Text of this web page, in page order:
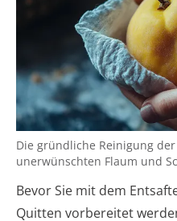
Die gründliche Reinigung
unerwünschten Flaum und
Bevor Sie mit dem
Quitten vorbereitet